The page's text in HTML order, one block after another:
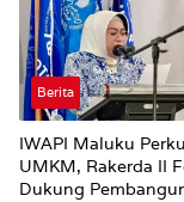
Berita
IWAPI Maluku
UMKM, Rakerda II
Dukung